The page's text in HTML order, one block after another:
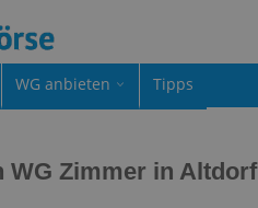
WG anbieten Tipps
WG Zimmer in